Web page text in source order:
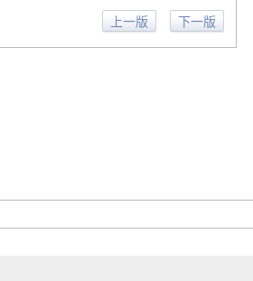
上一版 下一版